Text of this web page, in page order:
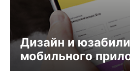
Дизайн и
мобильного